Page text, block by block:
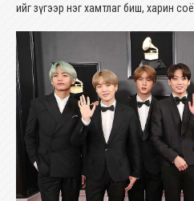
ийг зүгээр нэг хамтлаг биш, харин